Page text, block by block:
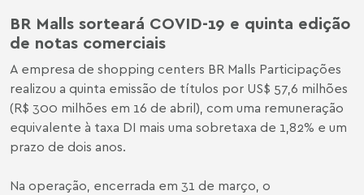
BR Malls sorteará COVID-19 e quinta edição
de notas comerciais
A empresa de shopping centers BR Malls Participações
realizou a quinta emissão de títulos por US$ 57,6 milhões
(R$ 300 milhões em 16 de abril), com uma remuneração
equivalente à taxa DI mais uma sobretaxa de 1,82% e um
prazo de dois anos.
Na operação, encerrada em 31 de março, o